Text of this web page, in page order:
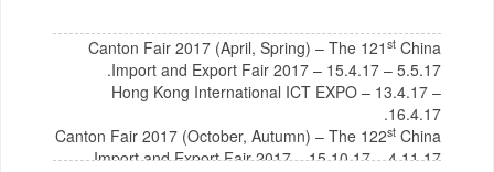
Canton Fair 2017 (April, Spring) – The 121 stChina
Import and Export Fair 2017 – 15.4.17 – 5.5.17.
Hong Kong International ICT EXPO – 13.4.17 –
16.4.17.
Canton Fair 2017 (October, Autumn) – The 122 stChina
Import and Export Fair 2017 – 15.10.17 – 4.11.17